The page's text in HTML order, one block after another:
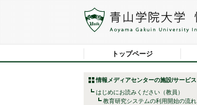
トップページ
情報メディアセンターの施設/サービス
はじめにお読みください（教員）
教育研究システムの利用開始の流れ